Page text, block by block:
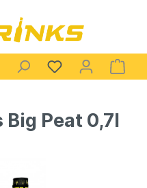
Big Peat 0,7l